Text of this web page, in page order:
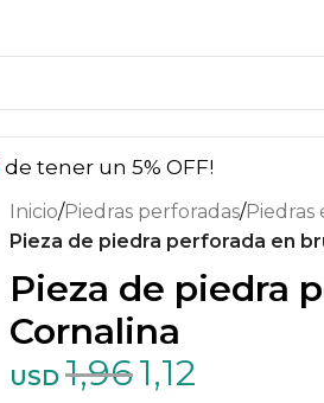
de tener un 5% OFF!
Inicio/Piedras perforadas/Piedras
Pieza de piedra perforada en
Pieza de piedra
Cornalina
USD 1,961,12